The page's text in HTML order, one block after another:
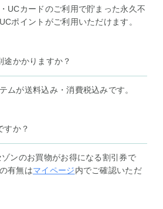
UCカードのご利用で貯まった永久不
ポイントがご利用いただけます。
途かかりますか？
ムが送料込み・消費税込みです。
すか？
ンのお買物がお得になる割引券で
有無はマイページ内でご確認いただ